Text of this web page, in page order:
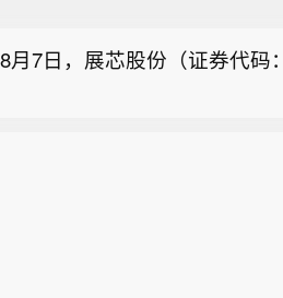
达到披露标准的项目进展及
性看待项目前景，审慎决策
月7日，展芯股份（证券代码